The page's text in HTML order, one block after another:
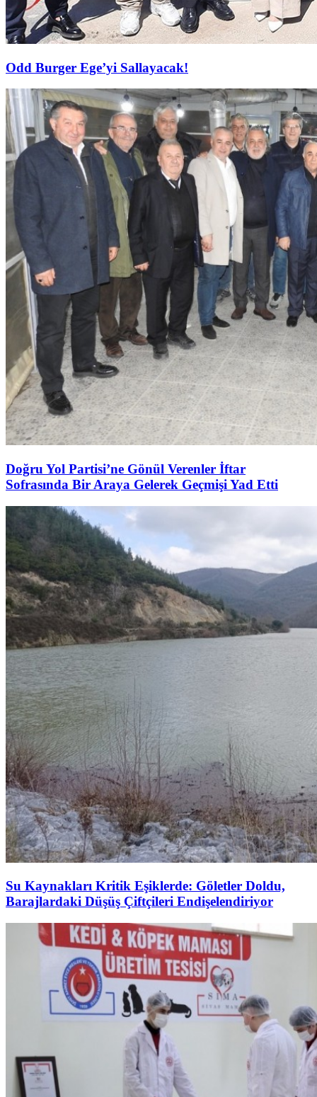
Odd Burger Ege’yi Sallayacak!
Doğru Yol Partisi’ne Gönül Verenler İftar
Sofrasında Bir Araya Gelerek Geçmişi Yad Etti
Su Kaynakları Kritik Eşiklerde: Göletler Doldu,
Barajlardaki Düşüş Çiftçileri Endişelendiriyor